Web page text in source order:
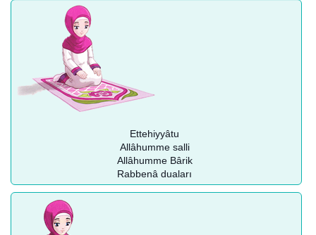
Ettehiyyâtu
Allâhumme salli
Allâhumme Bârik
Rabbenâ duaları